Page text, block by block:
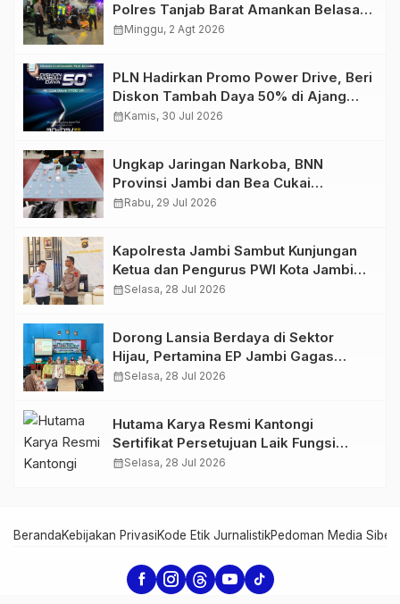
Polres Tanjab Barat Amankan Belasan
Kendaraan
calendar_monthMinggu, 2 Agt 2026
PLN Hadirkan Promo Power Drive, Beri
Diskon Tambah Daya 50% di Ajang
GIIAS 2026
calendar_monthKamis, 30 Jul 2026
Ungkap Jaringan Narkoba, BNN
Provinsi Jambi dan Bea Cukai
Amankan Sembilan Pelaku beserta
calendar_monthRabu, 29 Jul 2026
Kapolresta Jambi Sambut Kunjungan
Ketua dan Pengurus PWI Kota Jambi
Perkuat Sinergi dan Kolaborasi
calendar_monthSelasa, 28 Jul 2026
Dorong Lansia Berdaya di Sektor
Hijau, Pertamina EP Jambi Gagas
Lansiapreneur Batik Eco-Print
calendar_monthSelasa, 28 Jul 2026
Hutama Karya Resmi Kantongi
Sertifikat Persetujuan Laik Fungsi
Struktur Jembatan Musi V Tol
calendar_monthSelasa, 28 Jul 2026
BerandaKebijakan PrivasiKode Etik JurnalistikPedoman Media Siber